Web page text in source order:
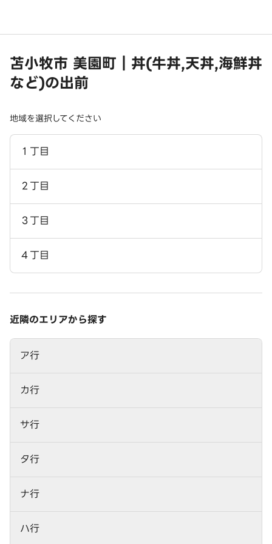
苫小牧市 美園町｜丼(牛丼,天丼,海鮮丼
など)の出前
地域を選択してください
１丁目
２丁目
３丁目
４丁目
近隣のエリアから探す
ア行
カ行
サ行
タ行
ナ行
ハ行